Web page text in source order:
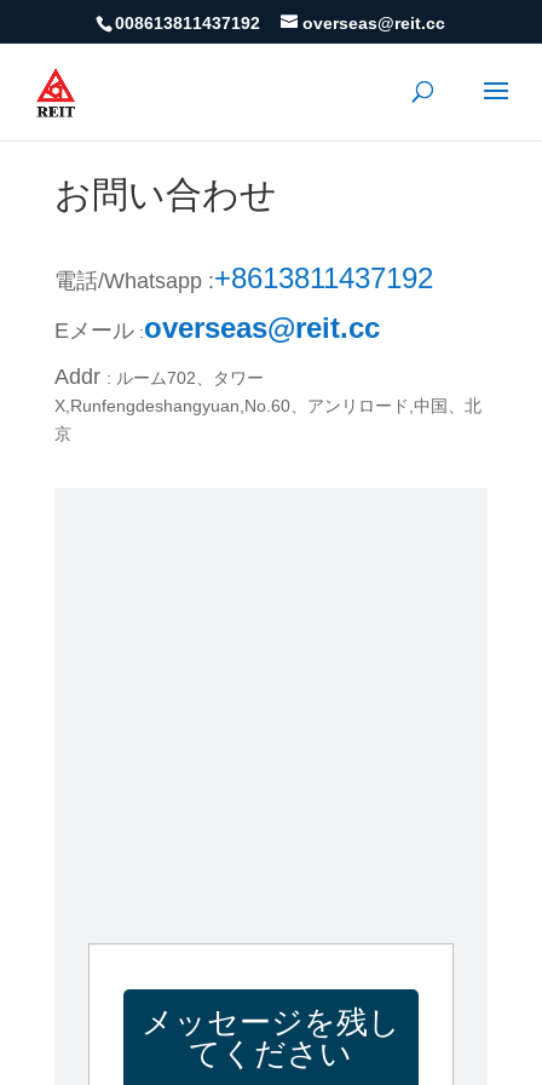
008613811437192 overseas@reit.cc
お問い合わせ
電話/Whatsapp :+8613811437192
Eメール:overseas@reit.cc
Addr : ルーム702、タワー
X,Runfengdeshangyuan,No.60、アンリロード,中国、北
京
メッセージを残し
てください